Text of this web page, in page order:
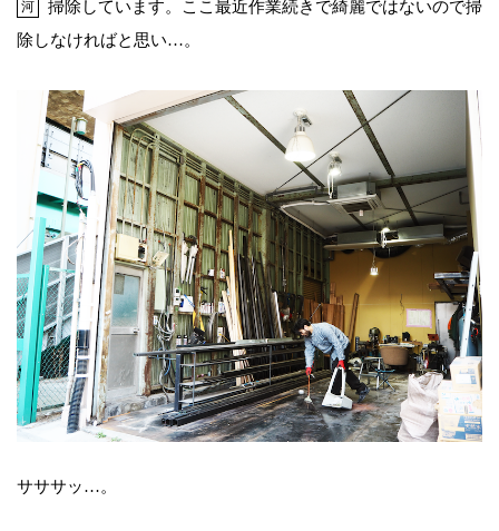
河
掃除しています。ここ最近作業続きで綺麗ではないので掃
除しなければと思い…。
サササッ…。